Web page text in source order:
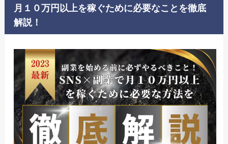
月１０万円以上を稼ぐために必要なことを徹底
解説！